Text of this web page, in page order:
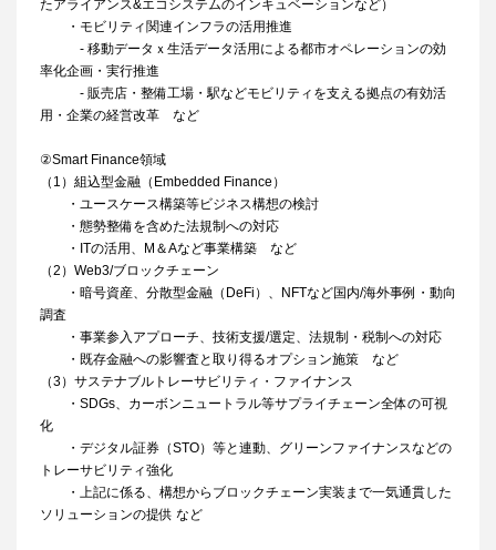
たアライアンス&エコシステムのインキュベーションなど）
・モビリティ関連インフラの活用推進
- 移動データｘ生活データ活用による都市オペレーションの効
率化企画・実行推進
- 販売店・整備工場・駅などモビリティを支える拠点の有効活
用・企業の経営改革 など
②Smart Finance領域
（1）組込型金融（Embedded Finance）
・ユースケース構築等ビジネス構想の検討
・態勢整備を含めた法規制への対応
・ITの活用、M＆Aなど事業構築 など
（2）Web3/ブロックチェーン
・暗号資産、分散型金融（DeFi）、NFTなど国内/海外事例・動向
調査
・事業参入アプローチ、技術支援/選定、法規制・税制への対応
・既存金融への影響査と取り得るオプション施策 など
（3）サステナブルトレーサビリティ・ファイナンス
・SDGs、カーボンニュートラル等サプライチェーン全体の可視
化
・デジタル証券（STO）等と連動、グリーンファイナンスなどの
トレーサビリティ強化
・上記に係る、構想からブロックチェーン実装まで一気通貫した
ソリューションの提供 など